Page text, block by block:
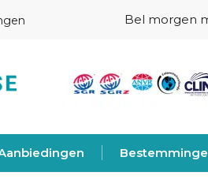
Bel morgen